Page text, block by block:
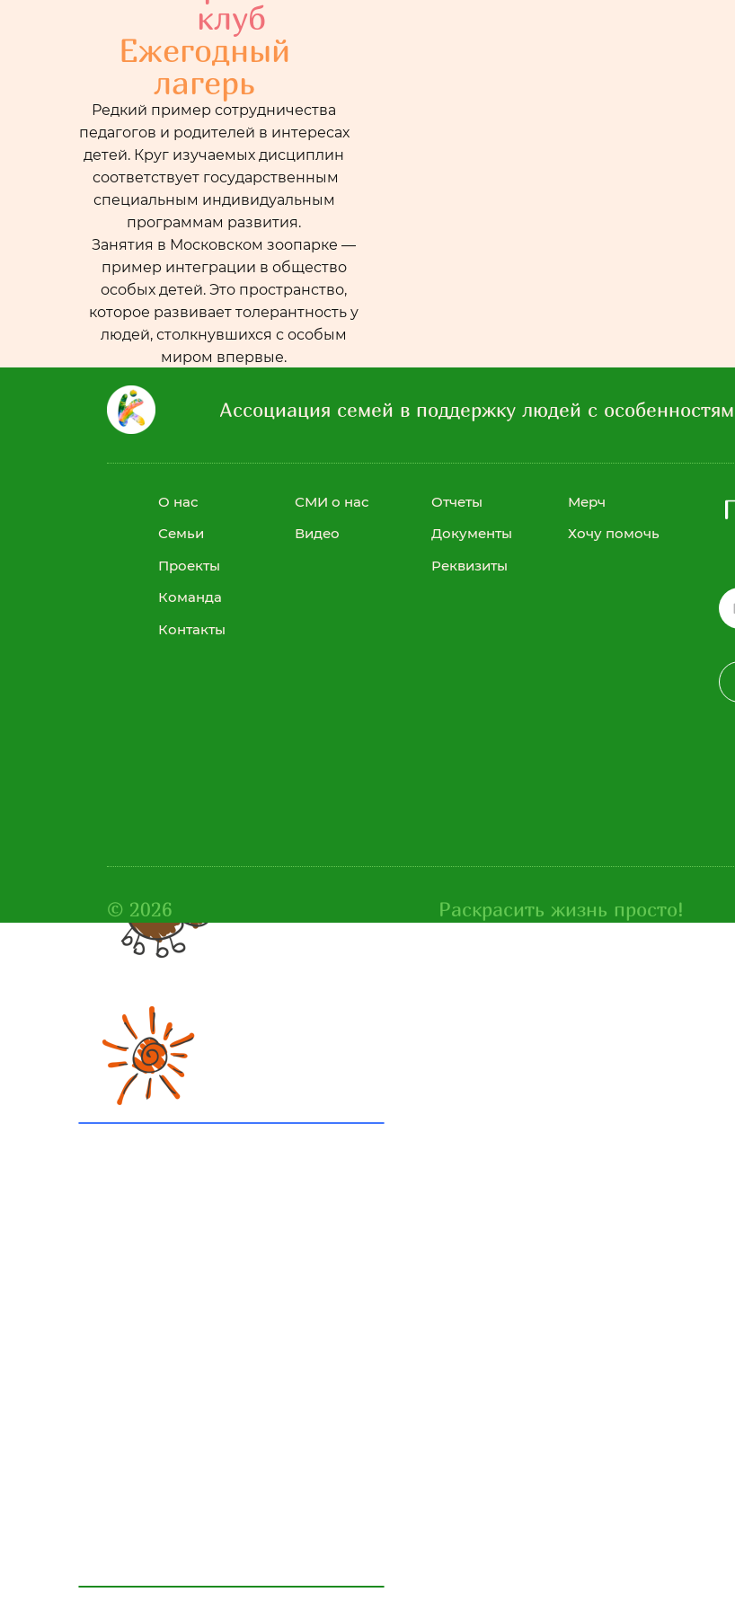
клуб
Ежегодный
лагерь
Редкий пример сотрудничества
педагогов и родителей в интересах
детей. Круг изучаемых дисциплин
соответствует государственным
специальным индивидуальным
программам развития.
Занятия в Московском зоопарке —
пример интеграции в общество
особых детей. Это пространство,
которое развивает толерантность у
людей, столкнувшихся с особым
миром впервые.
особенностей развития вместе
участвуют в разнообразных
раскрывается в непривычной
Подробнее
Подробнее
Ассоциация семей в поддержку людей с
О нас
Семьи
Проекты
Команда
Контакты
СМИ о нас
Видео
Отчеты
Документы
Реквизиты
Мерч
Хочу помочь
© 2026 Раскрасить жизнь просто!